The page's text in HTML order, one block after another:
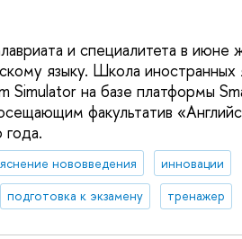
и специалитета в
языку. Школа иностранных
Simulator на базе платформы
факультатив
года.
нововведения
инновации
подготовка к экзамену тренажер